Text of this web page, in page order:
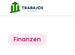
Finanzen